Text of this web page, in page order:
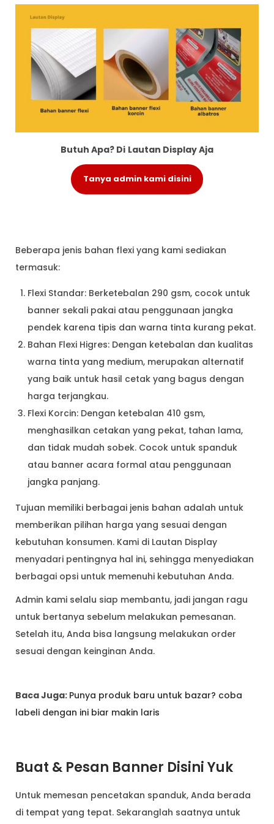
Butuh Apa? Di Lautan Display Aja
Tanya admin kami disini
Beberapa jenis bahan flexi yang kami sediakan
termasuk:
Flexi Standar: Berketebalan 290 gsm, cocok untuk
banner sekali pakai atau penggunaan jangka
pendek karena tipis dan warna tinta kurang pekat.
Bahan Flexi Higres: Dengan ketebalan dan kualitas
warna tinta yang medium, merupakan alternatif
yang baik untuk hasil cetak yang bagus dengan
harga terjangkau.
Flexi Korcin: Dengan ketebalan 410 gsm,
menghasilkan cetakan yang pekat, tahan lama,
dan tidak mudah sobek. Cocok untuk spanduk
atau banner acara formal atau penggunaan
jangka panjang.
Tujuan memiliki berbagai jenis bahan adalah untuk
memberikan pilihan harga yang sesuai dengan
kebutuhan konsumen. Kami di Lautan Display
menyadari pentingnya hal ini, sehingga menyediakan
berbagai opsi untuk memenuhi kebutuhan Anda.
Admin kami selalu siap membantu, jadi jangan ragu
untuk bertanya sebelum melakukan pemesanan.
Setelah itu, Anda bisa langsung melakukan order
sesuai dengan keinginan Anda.
Baca Juga: Punya produk baru untuk bazar? coba
labeli dengan ini biar makin laris
Buat & Pesan Banner Disini Yuk
Untuk memesan pencetakan spanduk, Anda berada
di tempat yang tepat. Sekaranglah saatnya untuk